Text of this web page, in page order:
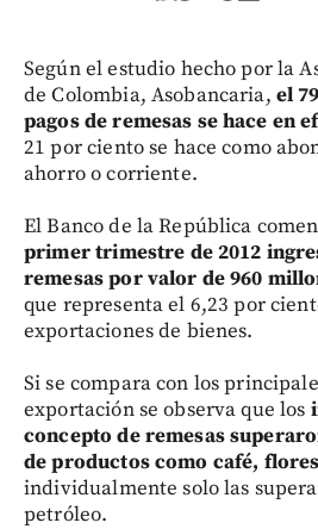
Según el estudio hecho por la
de Colombia, Asobancaria, el
pagos de remesas se hace en
21 por ciento se hace como
ahorro o corriente.
El Banco de la República
primer trimestre de 2012
remesas por valor de 960
que representa el 6,23 por
exportaciones de bienes.
Si se compara con los
exportación se observa que los
concepto de remesas
de productos como café,
individualmente solo las
petróleo.